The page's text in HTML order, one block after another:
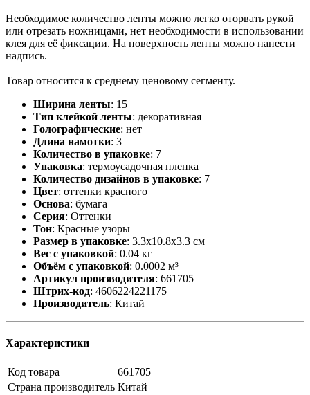
Необходимое количество ленты можно легко оторвать рукой
или отрезать ножницами, нет необходимости в использовании
клея для её фиксации. На поверхность ленты можно нанести
надпись.
Товар относится к среднему ценовому сегменту.
Ширина ленты: 15
Тип клейкой ленты: декоративная
Голографические: нет
Длина намотки: 3
Количество в упаковке: 7
Упаковка: термоусадочная пленка
Количество дизайнов в упаковке: 7
Цвет: оттенки красного
Основа: бумага
Серия: Оттенки
Тон: Красные узоры
Размер в упаковке: 3.3x10.8x3.3 см
Вес с упаковкой: 0.04 кг
Объём с упаковкой: 0.0002 м³
Артикул производителя: 661705
Штрих-код: 4606224221175
Производитель: Китай
Характеристики
Код товара
661705
Страна производитель Китай